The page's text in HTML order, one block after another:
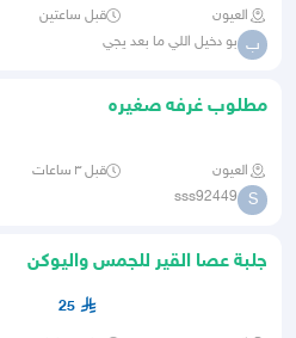
العيون قبل ساعتين
ب بو دخيل اللي ما بعد يجي
مطلوب غرفه صغيره
العيون قبل ٣ ساعات
S
sss92449
جلبة عصا القير للجمس واليوكن
25